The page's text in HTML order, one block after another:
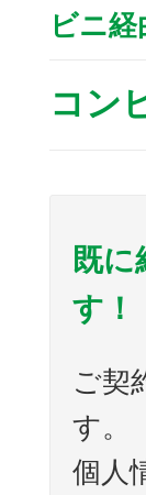
ビニ経
コン
既
す！
ご契
す。
個人